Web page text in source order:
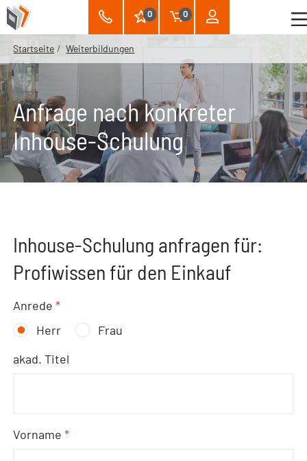
0 0
Startseite Weiterbildungen
Anfrage nach konkreter
Inhouse-Schulung
Inhouse-Schulung anfragen für:
Profiwissen für den Einkauf
Anrede*
Herr
Frau
akad. Titel
Vorname*